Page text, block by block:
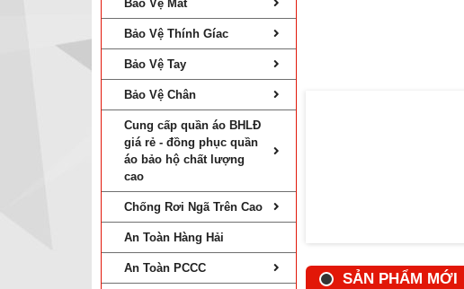
Bảo Vệ Mắt
Bảo Vệ Thính Gíac
Bảo Vệ Tay
Bảo Vệ Chân
Cung cấp quần áo BHLĐ
giá rẻ - đồng phục quần
áo bảo hộ chất lượng
cao
Chống Rơi Ngã Trên Cao
An Toàn Hàng Hải
An Toàn PCCC
SẢN PHẨM MỚI